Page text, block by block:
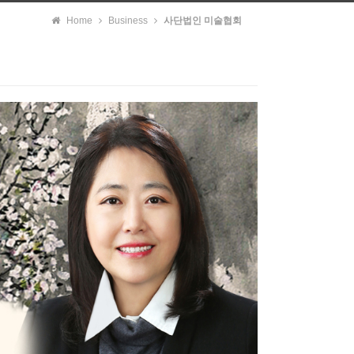
Home Business 사단법인 미술협회